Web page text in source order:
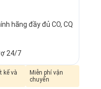
hãng đầy đủ CO, CQ
24/7
kế và
Miễn phí vận
chuyển